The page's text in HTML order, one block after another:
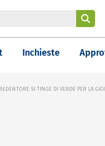
Inchieste
SI TINGE DI VERDE PER LA